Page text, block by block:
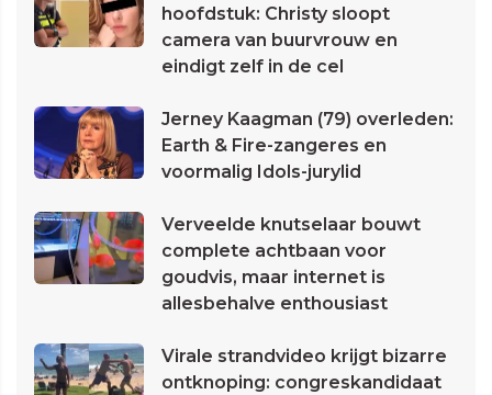
hoofdstuk: Christy sloopt
camera van buurvrouw en
eindigt zelf in de cel
Jerney Kaagman (79) overleden:
Earth & Fire-zangeres en
voormalig Idols-jurylid
Verveelde knutselaar bouwt
complete achtbaan voor
goudvis, maar internet is
allesbehalve enthousiast
Virale strandvideo krijgt bizarre
ontknoping: congreskandidaat